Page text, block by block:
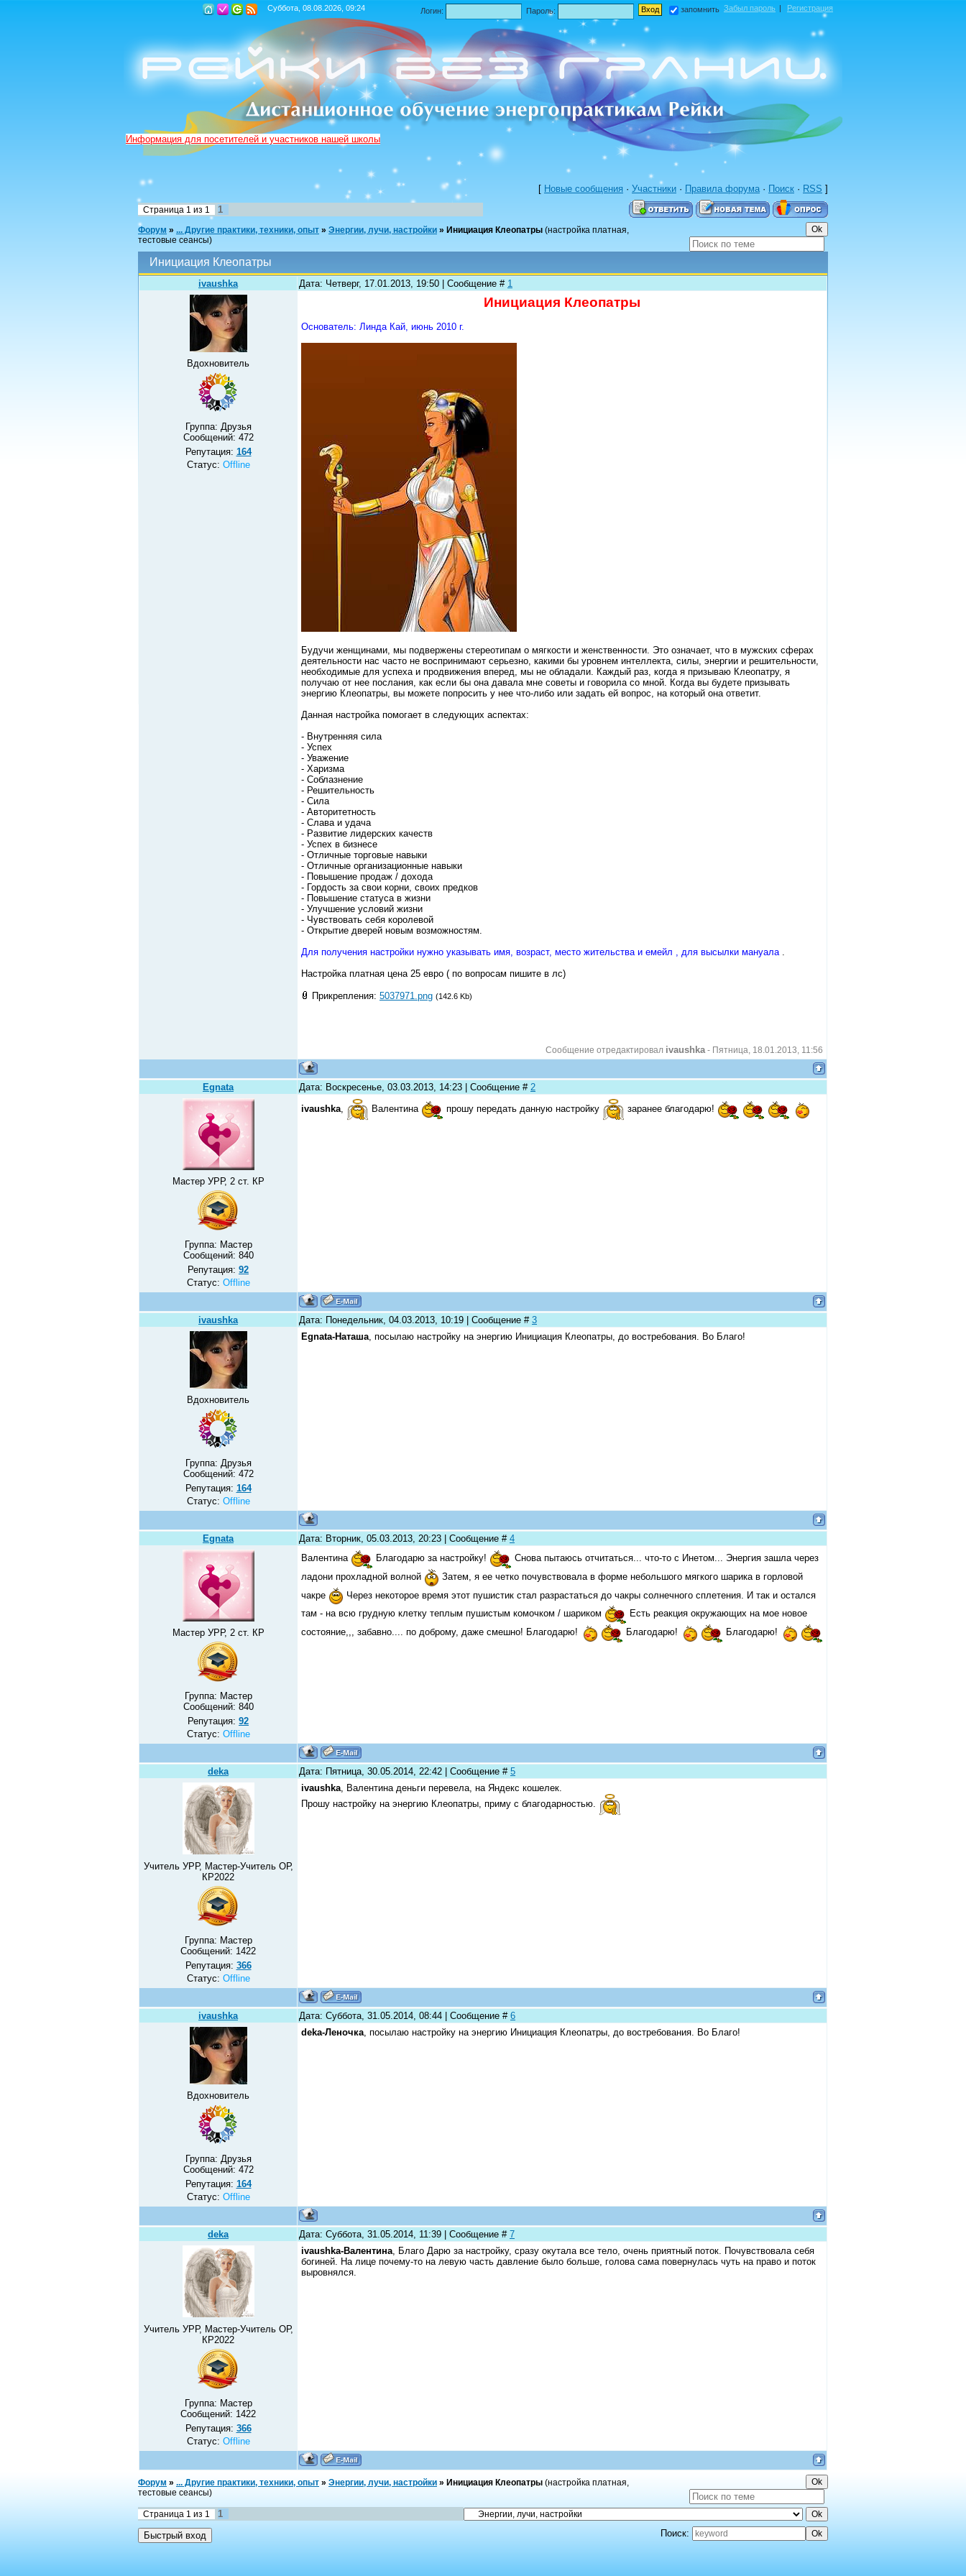
Суббота, 08.08.2026, 09:24 Логин: Пароль: запомнить Забыл пароль | Регистрация
Информация для посетителей и участников нашей школы
[ Новые сообщения · Участники · Правила форума · Поиск · RSS ]
Страница 1 из 1 1
Форум » ... Другие практики, техники, опыт » Энергии, лучи, настройки » Инициация Клеопатры (настройка платная,
тестовые сеансы)
Инициация Клеопатры
ivaushka Дата: Четверг, 17.01.2013, 19:50 | Сообщение # 1
Вдохновитель
Группа: Друзья
Сообщений: 472
Репутация: 164
Статус: Offline
Инициация Клеопатры
Основатель: Линда Кай, июнь 2010 г.
Будучи женщинами, мы подвержены стереотипам о мягкости и женственности. Это означает, что в мужских сферах
деятельности нас часто не воспринимают серьезно, какими бы уровнем интеллекта, силы, энергии и решительности,
необходимые для успеха и продвижения вперед, мы не обладали. Каждый раз, когда я призываю Клеопатру, я
получаю от нее послания, как если бы она давала мне советы и говорила со мной. Когда вы будете призывать
энергию Клеопатры, вы можете попросить у нее что-либо или задать ей вопрос, на который она ответит.
Данная настройка помогает в следующих аспектах:
- Внутренняя сила
- Успех
- Уважение
- Харизма
- Соблазнение
- Решительность
- Сила
- Авторитетность
- Слава и удача
- Развитие лидерских качеств
- Успех в бизнесе
- Отличные торговые навыки
- Отличные организационные навыки
- Повышение продаж / дохода
- Гордость за свои корни, своих предков
- Повышение статуса в жизни
- Улучшение условий жизни
- Чувствовать себя королевой
- Открытие дверей новым возможностям.
Для получения настройки нужно указывать имя, возраст, место жительства и емейл , для высылки мануала
Настройка платная цена 25 евро ( по вопросам пишите в лс)
Прикрепления: 5037971.png (142.6 Kb)
Сообщение отредактировал ivaushka - Пятница, 18.01.2013, 11:56
Egnata Дата: Воскресенье, 03.03.2013, 14:23 | Сообщение # 2
Мастер УРР, 2 ст. КР
Группа: Мастер
Сообщений: 840
Репутация: 92
Статус: Offline
ivaushka, Валентина прошу передать данную настройку заранее благодарю!
ivaushka Дата: Понедельник, 04.03.2013, 10:19 | Сообщение # 3
Вдохновитель
Группа: Друзья
Сообщений: 472
Репутация: 164
Статус: Offline
Egnata-Наташа , посылаю настройку на энергию Инициация Клеопатры, до востребования. Во Благо!
Egnata Дата: Вторник, 05.03.2013, 20:23 | Сообщение # 4
Мастер УРР, 2 ст. КР
Группа: Мастер
Сообщений: 840
Репутация: 92
Статус: Offline
Валентина Благодарю за настройку!
Снова пытаюсь отчитаться... что-то с Инетом... Энергия зашла через
ладони прохладной волной
Затем, я ее четко почувствовала в форме небольшого мягкого шарика в горловой
чакре
Через некоторое время этот пушистик стал разрастаться до чакры солнечного сплетения. И так и остался
там - на всю грудную клетку теплым пушистым комочком / шариком
Есть реакция окружающих на мое новое
состояние,,, забавно.... по доброму, даже смешно! Благодарю!
Благодарю! Благодарю!
deka Дата: Пятница, 30.05.2014, 22:42 | Сообщение # 5
Учитель УРР, Мастер-Учитель ОР,
КР2022
Группа: Мастер
Сообщений: 1422
Репутация: 366
Статус: Offline
ivaushka , Валентина деньги перевела, на Яндекс кошелек.
Прошу настройку на энергию Клеопатры, приму с благодарностью.
ivaushka Дата: Суббота, 31.05.2014, 08:44 | Сообщение # 6
Вдохновитель
Группа: Друзья
Сообщений: 472
Репутация: 164
Статус: Offline
deka-Леночка , посылаю настройку на энергию Инициация Клеопатры, до востребования. Во Благо!
deka Дата: Суббота, 31.05.2014, 11:39 | Сообщение # 7
Учитель УРР, Мастер-Учитель ОР,
КР2022
Группа: Мастер
Сообщений: 1422
Репутация: 366
Статус: Offline
ivaushka-Валентина , Благо Дарю за настройку, сразу окутала все тело, очень приятный поток. Почувствовала себя
богиней. На лице почему-то на левую часть давление было больше, голова сама повернулась чуть на право и поток
выровнялся.
Форум » ... Другие практики, техники, опыт » Энергии, лучи, настройки » Инициация Клеопатры (настройка платная,
тестовые сеансы)
Страница 1 из 1
1
Поиск: